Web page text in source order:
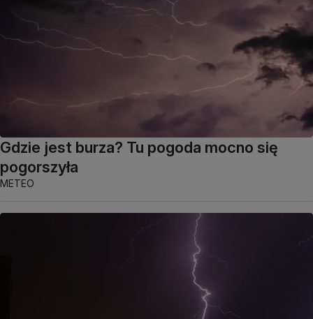
Gdzie jest burza? Tu pogoda mocno się
pogorszyła
METEO